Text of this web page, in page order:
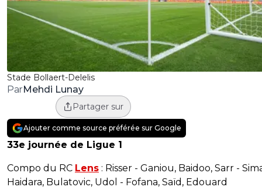
Stade Bollaert-Delelis
ParMehdi Lunay
Partager sur
Ajouter comme source préférée sur Google
33e journée de Ligue 1
Compo du RC Lens : Risser - Ganiou, Baidoo, Sarr -
Haidara, Bulatovic, Udol - Fofana, Saïd, Edouard